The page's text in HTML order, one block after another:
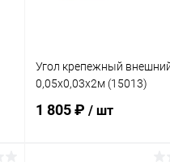
Угол крепежный
0,05х0,03х2м (15013)
1 805 ₽ / шт